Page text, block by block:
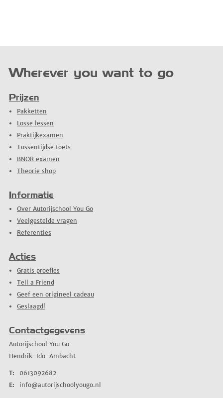
Wherever you want to go
Prijzen
Pakketten
Losse lessen
Praktijkexamen
Tussentijdse toets
BNOR examen
Theorie shop
Informatie
Over Autorijschool You Go
Veelgestelde vragen
Referenties
Acties
Gratis proefles
Tell a Friend
Geef een origineel cadeau
Geslaagd!
Contactgegevens
Autorijschool You Go
Hendrik-Ido-Ambacht
T:
0613092682
E:
info@autorijschoolyougo.nl